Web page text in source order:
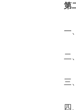
政民互动
走进北京
第
一、
二、
三、
四、